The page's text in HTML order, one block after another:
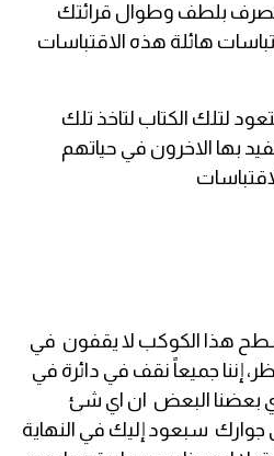
بلطف وطوال قرائتك
هائلة هذه الاقتباسات
لتلك الكتاب لتاخذ تلك
بها الاخرون في حياتهم
هذا الكوكب لا يقفون في
إننا جميعاً نقف في دائرة في
بعضنا البعض ان اي شئ
سبعود إليك في النهاية